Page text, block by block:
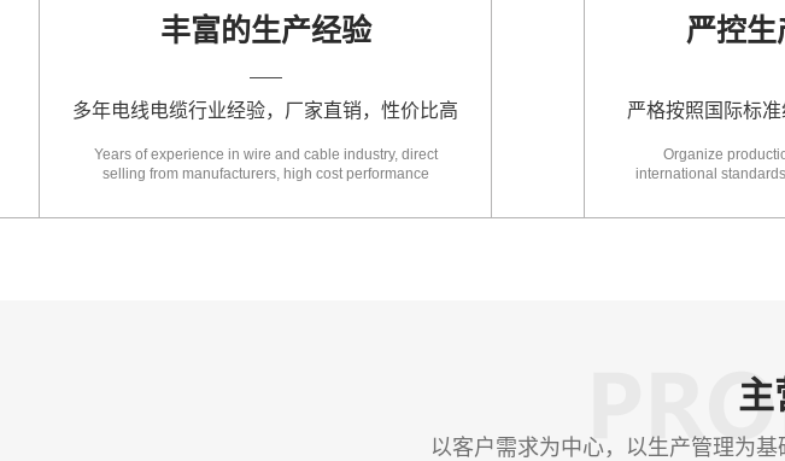
丰富的生产经验
多年电线电缆行业经验，厂家直销，性价比高
Years of experience in wire and cable industry, direct
selling from manufacturers, high cost performance
严控生
严格按照国际标
Organize
international
主
以客户需求为中心，以生产管理为